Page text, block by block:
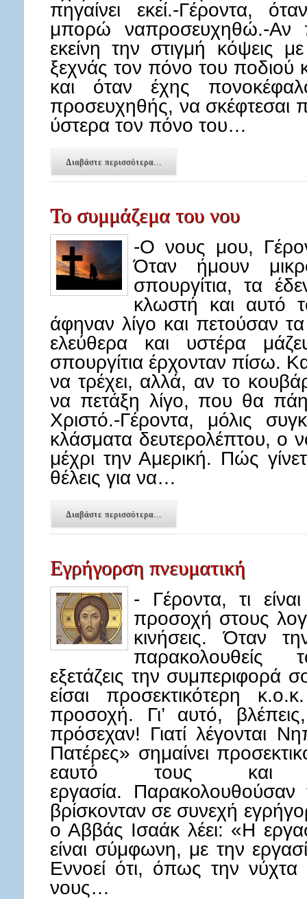
πηγαίνει εκεί.-Γέροντα,
μπορώ ναπροσευχηθώ.-Αν
εκείνη την στιγμή κόψεις
ξεχνάς τον πόνο του ποδιού
και όταν έχης
προσευχηθής, να σκέφτεσαι
ύστερα τον πόνο του…
Διαβάστε περισσότερα...
Το συμμάζεμα του νου
-Ο νους μου,
Όταν ήμουν
σπουργίτια, τα
κλωστή και αυτό
άφηναν λίγο και πετούσαν
ελεύθερα και υστέρα
σπουργίτια έρχονταν πίσω.
να τρέχει, αλλά, αν το
να πετάξη λίγο, που θα
Χριστό.-Γέροντα, μόλις
κλάσματα δευτερολέπτου, ο
μέχρι την Αμερική. Πώς
θέλεις για να…
Διαβάστε περισσότερα...
Εγρήγορση πνευματική
- Γέροντα, τι
προσοχή στους
κινήσεις. Όταν
εξετάζεις την συμπεριφορά
είσαι προσεκτικότερη
προσοχή. Γι’ αυτό,
πρόσεχαν! Γιατί λέγονται
Πατέρες» σημαίνει
εαυτό τους και
εργασία. Παρακολουθούσαν
βρίσκονταν σε συνεχή
ο Αββάς Ισαάκ λέει: «Η
είναι σύμφωνη, με την
Εννοεί ότι, όπως την νύχτα
νους…